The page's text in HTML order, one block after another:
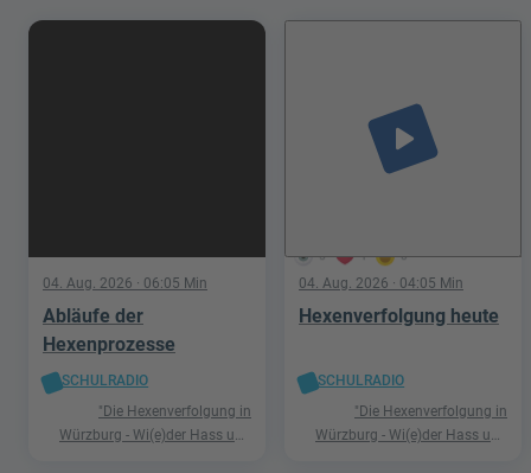
04. Aug. 2026 · 06:05 Min
Abläufe der
Hexenprozesse
SCHULRADIO
"Die Hexenverfolgung in
Würzburg - Wi(e)der Hass und
5 1 0
play_arrow
04. Aug. 2026 · 04:05 Min
Hexenverfolgung heute
SCHULRADIO
"Die Hexenverfolgung in
Würzburg - Wi(e)der Hass und